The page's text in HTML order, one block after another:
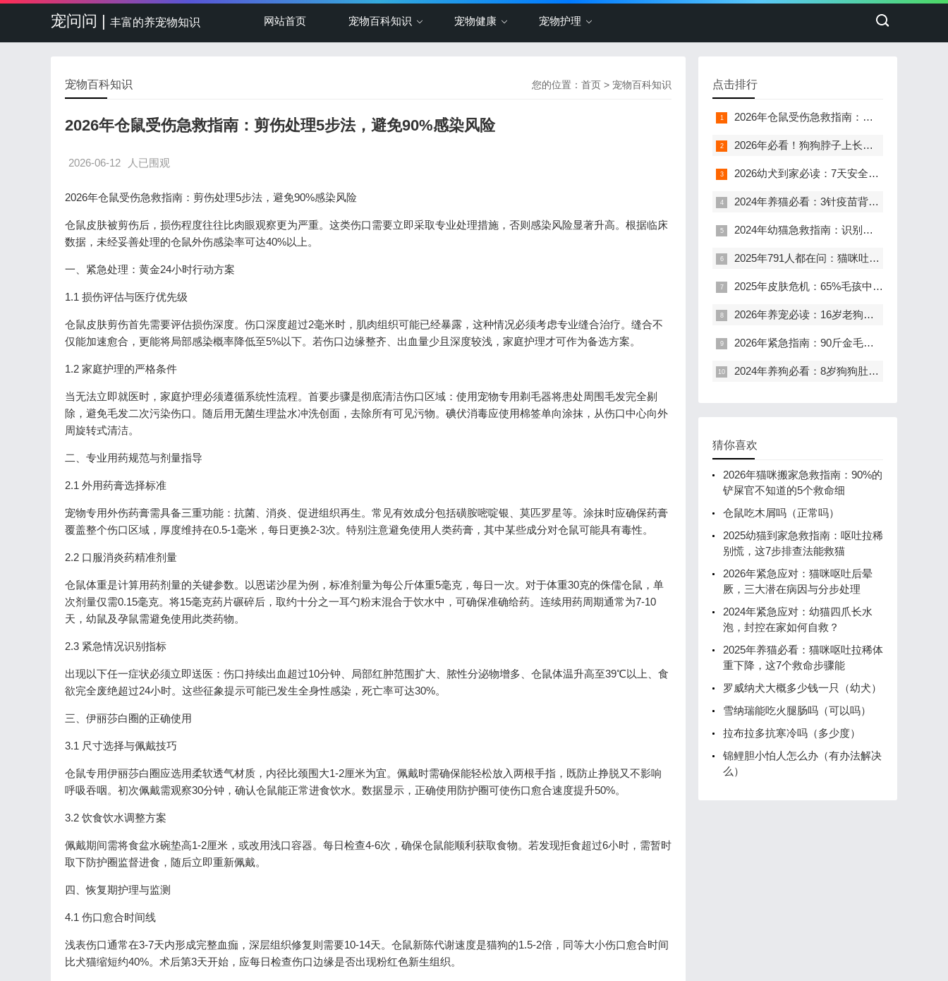
宠问问 | 丰富的养宠物知识 网站首页 宠物百科知识 宠物健康 宠物护理
您的位置： 首页 > 宠物百科知识
宠物百科知识
2026年仓鼠受伤急救指南：剪伤处理5步法，避免90%感染风险
2026-06-12 人已围观
2026年仓鼠受伤急救指南：剪伤处理5步法，避免90%感染风险
仓鼠皮肤被剪伤后，损伤程度往往比肉眼观察更为严重。这类伤口需要立即采取专业处理措施，否则感染风险显著升高。根据临床
数据，未经妥善处理的仓鼠外伤感染率可达40%以上。
一、紧急处理：黄金24小时行动方案
1.1 损伤评估与医疗优先级
仓鼠皮肤剪伤首先需要评估损伤深度。伤口深度超过2毫米时，肌肉组织可能已经暴露，这种情况必须考虑专业缝合治疗。缝合不
仅能加速愈合，更能将局部感染概率降低至5%以下。若伤口边缘整齐、出血量少且深度较浅，家庭护理才可作为备选方案。
1.2 家庭护理的严格条件
当无法立即就医时，家庭护理必须遵循系统性流程。首要步骤是彻底清洁伤口区域：使用宠物专用剃毛器将患处周围毛发完全剔
除，避免毛发二次污染伤口。随后用无菌生理盐水冲洗创面，去除所有可见污物。碘伏消毒应使用棉签单向涂抹，从伤口中心向外
周旋转式清洁。
二、专业用药规范与剂量指导
2.1 外用药膏选择标准
宠物专用外伤药膏需具备三重功能：抗菌、消炎、促进组织再生。常见有效成分包括磺胺嘧啶银、莫匹罗星等。涂抹时应确保药膏
覆盖整个伤口区域，厚度维持在0.5-1毫米，每日更换2-3次。特别注意避免使用人类药膏，其中某些成分对仓鼠可能具有毒性。
2.2 口服消炎药精准剂量
仓鼠体重是计算用药剂量的关键参数。以恩诺沙星为例，标准剂量为每公斤体重5毫克，每日一次。对于体重30克的侏儒仓鼠，单
次剂量仅需0.15毫克。将15毫克药片碾碎后，取约十分之一耳勺粉末混合于饮水中，可确保准确给药。连续用药周期通常为7-10
天，幼鼠及孕鼠需避免使用此类药物。
2.3 紧急情况识别指标
出现以下任一症状必须立即送医：伤口持续出血超过10分钟、局部红肿范围扩大、脓性分泌物增多、仓鼠体温升高至39℃以上、食
欲完全废绝超过24小时。这些征象提示可能已发生全身性感染，死亡率可达30%。
三、伊丽莎白圈的正确使用
3.1 尺寸选择与佩戴技巧
仓鼠专用伊丽莎白圈应选用柔软透气材质，内径比颈围大1-2厘米为宜。佩戴时需确保能轻松放入两根手指，既防止挣脱又不影响
呼吸吞咽。初次佩戴需观察30分钟，确认仓鼠能正常进食饮水。数据显示，正确使用防护圈可使伤口愈合速度提升50%。
3.2 饮食饮水调整方案
佩戴期间需将食盆水碗垫高1-2厘米，或改用浅口容器。每日检查4-6次，确保仓鼠能顺利获取食物。若发现拒食超过6小时，需暂时
取下防护圈监督进食，随后立即重新佩戴。
四、恢复期护理与监测
4.1 伤口愈合时间线
浅表伤口通常在3-7天内形成完整血痂，深层组织修复则需要10-14天。仓鼠新陈代谢速度是猫狗的1.5-2倍，同等大小伤口愈合时间
比犬猫缩短约40%。术后第3天开始，应每日检查伤口边缘是否出现粉红色新生组织。
点击排行
2026年仓鼠受伤急救指南：剪伤处理5步法，避免90%感染风险
2026年必看！狗狗脖子上长疙瘩别乱摸，3.2%的疫苗反应率背后藏着这些隐患
2026幼犬到家必读：7天安全过渡全指南，避开80%新手易犯的致命错误
2024年养猫必看：3针疫苗背后的生死密码
2024年幼猫急救指南：识别这5个危险信号，避免90%的悲剧
2025年791人都在问：猫咪吐猫粮又拉软便，到底严不严重？10年宠物专家一次说清
2025年皮肤危机：65%毛孩中招，胸前脱毛红肿的救命指南
2026年养宠必读：16岁老狗头抖后腿软，74.9%老年犬逃不过的脊柱危机
2026年紧急指南：90斤金毛突发高烧脱水，48小时黄金救援方案
2024年养狗必看：8岁狗狗肚子硬块真相，90%主人都忽略了这个信号
猜你喜欢
2026年猫咪搬家急救指南：90%的
铲屎官不知道的5个救命细
仓鼠吃木屑吗（正常吗）
2025幼猫到家急救指南：呕吐拉稀
别慌，这7步排查法能救猫
2026年紧急应对：猫咪呕吐后晕
厥，三大潜在病因与分步处理
2024年紧急应对：幼猫四爪长水
泡，封控在家如何自救？
2025年养猫必看：猫咪呕吐拉稀体
重下降，这7个救命步骤能
罗威纳犬大概多少钱一只（幼犬）
雪纳瑞能吃火腿肠吗（可以吗）
拉布拉多抗寒冷吗（多少度）
锦鲤胆小怕人怎么办（有办法解决
么）